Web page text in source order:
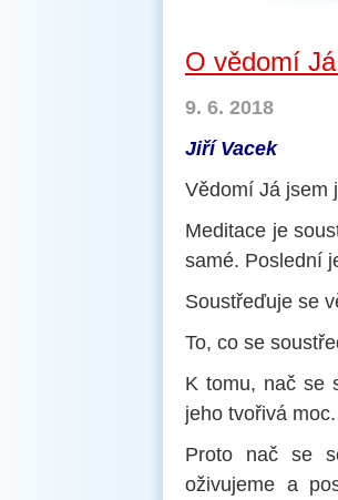
O vědomí
9. 6. 2018
Jiří Vacek
Vědomí Já jsem
Meditace je
samé. Poslední
Soustřeďuje se
To, co se
K tomu, nač se
jeho tvořivá moc.
Proto nač se
oživujeme a